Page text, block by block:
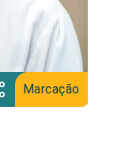
Marcação